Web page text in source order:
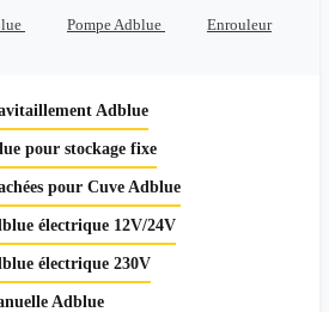
Pompe Adblue
Enrouleur
Adblue
pour stockage fixe
pour Cuve Adblue
électrique 12V/24V
électrique 230V
Adblue